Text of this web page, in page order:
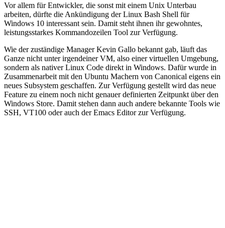
Vor allem für Entwickler, die sonst mit einem Unix Unterbau
arbeiten, dürfte die Ankündigung der Linux Bash Shell für
Windows 10 interessant sein. Damit steht ihnen ihr gewohntes,
leistungsstarkes Kommandozeilen Tool zur Verfügung.
Wie der zuständige Manager Kevin Gallo bekannt gab, läuft das
Ganze nicht unter irgendeiner VM, also einer virtuellen Umgebung,
sondern als nativer Linux Code direkt in Windows. Dafür wurde in
Zusammenarbeit mit den Ubuntu Machern von Canonical eigens ein
neues Subsystem geschaffen. Zur Verfügung gestellt wird das neue
Feature zu einem noch nicht genauer definierten Zeitpunkt über den
Windows Store. Damit stehen dann auch andere bekannte Tools wie
SSH, VT100 oder auch der Emacs Editor zur Verfügung.